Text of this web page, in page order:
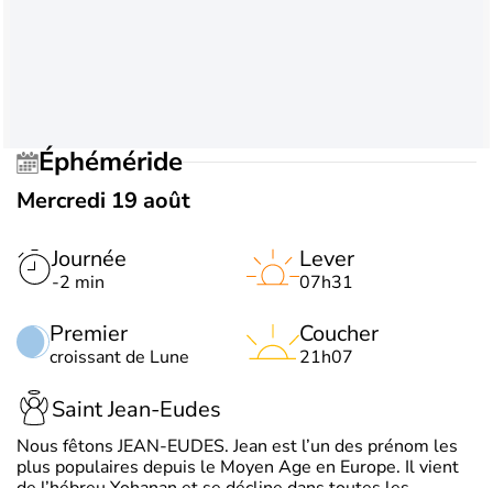
Éphéméride
Mercredi 19 août
Journée
-2 min
Premier
croissant de Lune
Lever
07h31
Coucher
21h07
Saint Jean-Eudes
Nous fêtons JEAN-EUDES. Jean est l’un des prénom les
plus populaires depuis le Moyen Age en Europe. Il vient